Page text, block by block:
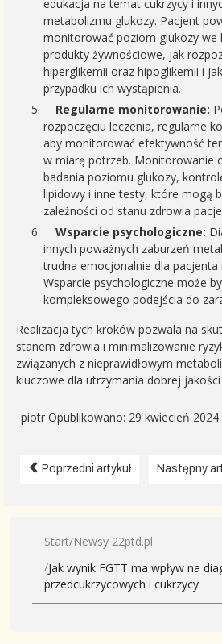
edukacja na temat cukrzycy i
metabolizmu glukozy. Pacjent
monitorować poziom glukozy we
produkty żywnościowe, jak
hiperglikemii oraz hipoglikemii i
przypadku ich wystąpienia.
Regularne monitorowanie:
rozpoczęciu leczenia, regularne
aby monitorować efektywność
w miarę potrzeb. Monitorowanie
badania poziomu glukozy,
lipidowy i inne testy, które mogą
zależności od stanu zdrowia
Wsparcie psychologiczne:
innych poważnych zaburzeń
trudna emocjonalnie dla pacjenta
Wsparcie psychologiczne może
kompleksowego podejścia do
Realizacja tych kroków pozwala na
stanem zdrowia i minimalizowanie
związanych z nieprawidłowym
kluczowe dla utrzymania dobrej jakości
piotr Opublikowano: 29 kwiecień 2024
Poprzedni artykuł Następny
Start Newsy 22ptd.pl
Jak wynik FGTT ma wpływ na
przedcukrzycowych i cukrzycy